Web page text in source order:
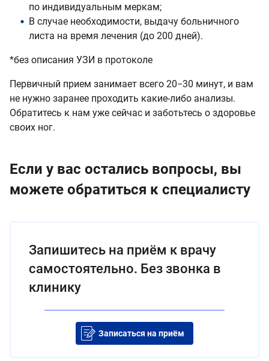
по индивидуальным меркам;
В случае необходимости, выдачу больничного
листа на время лечения (до 200 дней).
*без описания УЗИ в протоколе
Первичный прием занимает всего 20−30 минут, и вам
не нужно заранее проходить какие-либо анализы.
Обратитесь к нам уже сейчас и заботьтесь о здоровье
своих ног.
Если у вас остались вопросы, вы
можете обратиться к специалисту
Запишитесь на приём к врачу
самостоятельно. Без звонка в
клинику
Записаться на приём